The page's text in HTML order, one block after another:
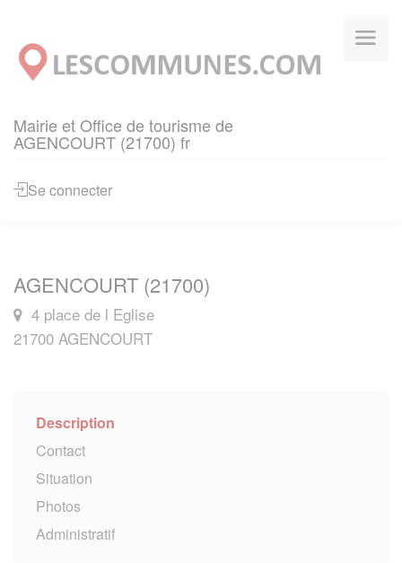
Mairie et Office de tourisme de
AGENCOURT (21700) fr
Se connecter
AGENCOURT (21700)
4 place de l Eglise
21700 AGENCOURT
Description
Contact
Situation
Photos
Administratif